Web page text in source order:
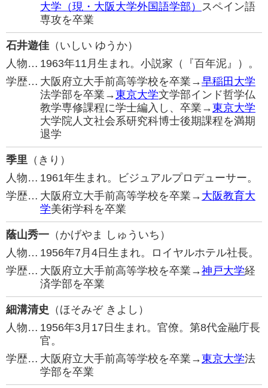
大学（現・大阪大学外国語学部） スペイン語
専攻を卒業
石井遊佳 （いしい ゆうか）
人物… 1963年11月生まれ。小説家（『百年泥』）。
学歴… 大阪府立大手前高等学校を卒業→早稲田大学
法学部を卒業→東京大学文学部インド哲学仏
教学専修課程に学士編入し、卒業→東京大学
大学院人文社会系研究科博士後期課程を満期
退学
季里 （きり）
人物… 1961年生まれ。ビジュアルプロデューサー。
学歴… 大阪府立大手前高等学校を卒業→ 大阪教育大
学美術学科を卒業
蔭山秀一 （かげやま しゅういち）
人物… 1956年7月4日生まれ。ロイヤルホテル社長。
学歴… 大阪府立大手前高等学校を卒業→神戸大学経
済学部を卒業
細溝清史 （ほそみぞ きよし）
人物… 1956年3月17日生まれ。官僚。第8代金融庁長
官。
学歴… 大阪府立大手前高等学校を卒業→東京大学法
学部を卒業